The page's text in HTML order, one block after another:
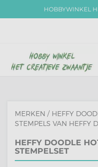
HOBBYWINKEL
MERKEN / HEFFY
STEMPELS VAN HEFFY
HEFFY DOODLE
STEMPELSET